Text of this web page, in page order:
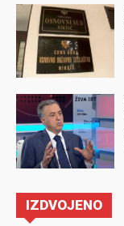
IZDVOJENO